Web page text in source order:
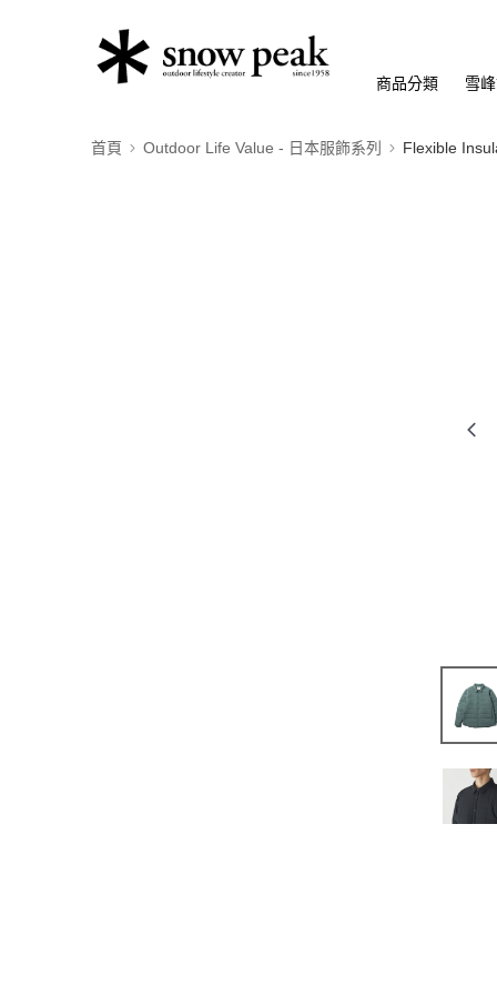
商品分類 雪
首頁 Outdoor Life Value - 日本服飾系列 Flexible